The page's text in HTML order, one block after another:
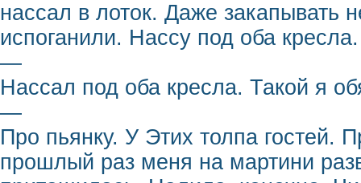
нассал в лоток. Даже закапывать
испоганили. Нассу под оба кресла.
—
Нассал под оба кресла. Такой я
—
Про пьянку. У Этих толпа гостей.
прошлый раз меня на мартини